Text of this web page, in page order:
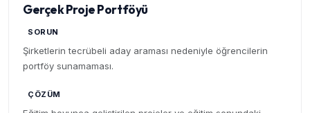
Gerçek Proje Portföyü
SORUN
Şirketlerin tecrübeli aday araması nedeniyle öğrencilerin
portföy sunamaması.
ÇÖZÜM